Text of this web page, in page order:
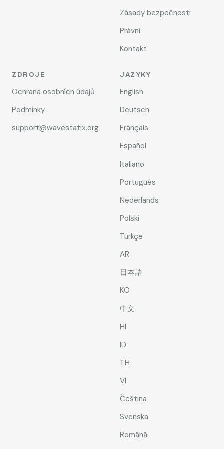
Zásady bezpečnosti
Právní
Kontakt
ZDROJE
Ochrana osobních údajů
Podmínky
support@wavestatix.org
JAZYKY
English
Deutsch
Français
Español
Italiano
Português
Nederlands
Polski
Türkçe
AR
日本語
KO
中文
HI
ID
TH
VI
Čeština
Svenska
Română